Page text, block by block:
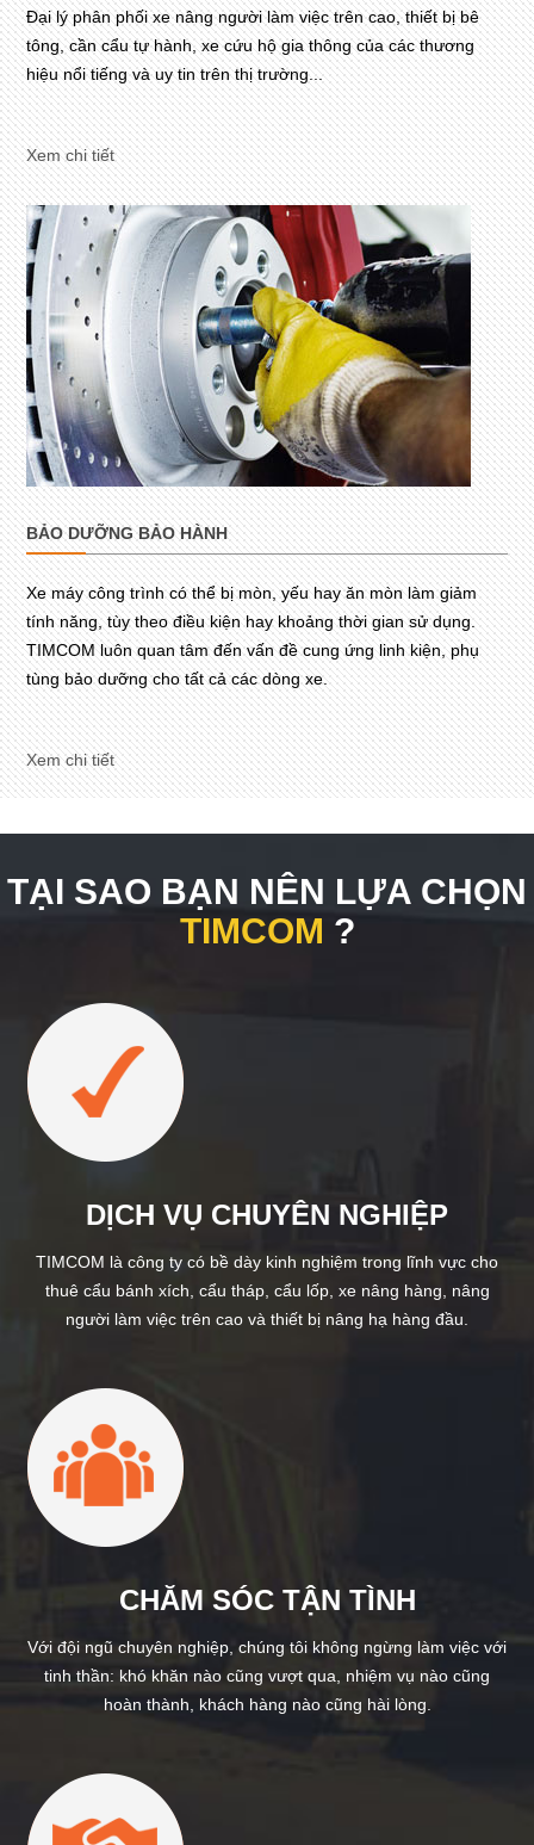
Đại lý phân phối xe nâng người làm việc trên cao, thiết bị bê
tông, cần cẩu tự hành, xe cứu hộ gia thông của các thương
hiệu nổi tiếng và uy tin trên thị trường...
Xem chi tiết
BẢO DƯỠNG BẢO HÀNH
Xe máy công trình có thể bị mòn, yếu hay ăn mòn làm giảm
tính năng, tùy theo điều kiện hay khoảng thời gian sử dụng.
TIMCOM luôn quan tâm đến vấn đề cung ứng linh kiện, phụ
tùng bảo dưỡng cho tất cả các dòng xe.
Xem chi tiết
TẠI SAO BẠN NÊN LỰA CHỌN
TIMCOM ?
DỊCH VỤ CHUYÊN NGHIỆP
TIMCOM là công ty có bề dày kinh nghiệm trong lĩnh vực cho
thuê cẩu bánh xích, cẩu tháp, cẩu lốp, xe nâng hàng, nâng
người làm việc trên cao và thiết bị nâng hạ hàng đầu.
CHĂM SÓC TẬN TÌNH
Với đội ngũ chuyên nghiệp, chúng tôi không ngừng làm việc với
tinh thần: khó khăn nào cũng vượt qua, nhiệm vụ nào cũng
hoàn thành, khách hàng nào cũng hài lòng.